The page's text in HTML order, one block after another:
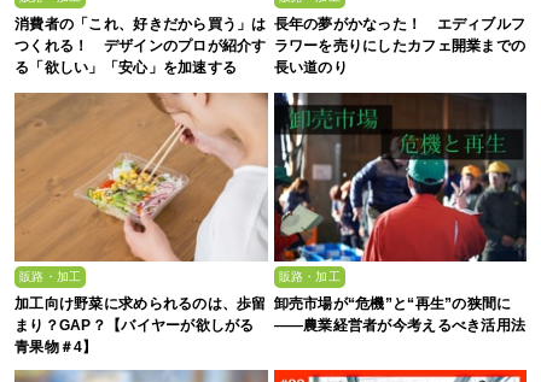
消費者の「これ、好きだから買う」は
つくれる！ デザインのプロが紹介す
る「欲しい」「安心」を加速する
POPと売り場のつくり方
長年の夢がかなった！ エディブルフ
ラワーを売りにしたカフェ開業までの
長い道のり
販路・加工
加工向け野菜に求められるのは、歩留
まり？GAP？【バイヤーが欲しがる
青果物＃4】
販路・加工
卸売市場が“危機”と“再生”の狭間に
――農業経営者が今考えるべき活用法